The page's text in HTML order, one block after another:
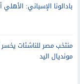
منتخب مصر للناشئات
مونديال اليد